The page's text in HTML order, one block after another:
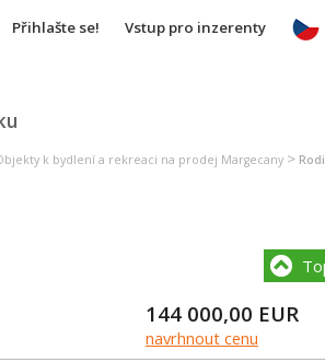
Přihlašte se! Vstup pro inzerenty
k bydlení a rekreaci na prodej Margecany >
144 000,00 EUR
navrhnout cenu